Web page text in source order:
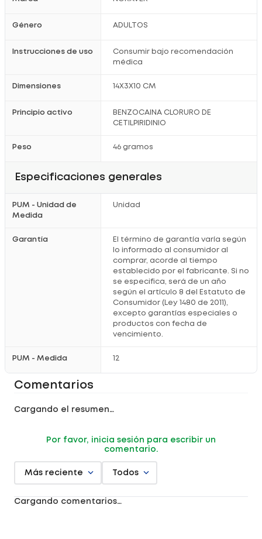
Género ADULTOS
Instrucciones de uso
Consumir bajo recomendación
médica
Dimensiones 14X3X10 CM
Principio activo
BENZOCAINA CLORURO DE
CETILPIRIDINIO
Peso 46 gramos
Especificaciones generales
PUM - Unidad de
Medida
Unidad
Garantía
El término de garantía varía según
lo informado al consumidor al
comprar, acorde al tiempo
establecido por el fabricante. Si no
se especifica, será de un año
según el artículo 8 del Estatuto de
Consumidor (Ley 1480 de 2011),
excepto garantías especiales o
productos con fecha de
vencimiento.
PUM - Medida 12
Comentarios
Cargando el resumen…
Por favor, inicia sesión para escribir un
comentario.
Más reciente Todos
Cargando comentarios…